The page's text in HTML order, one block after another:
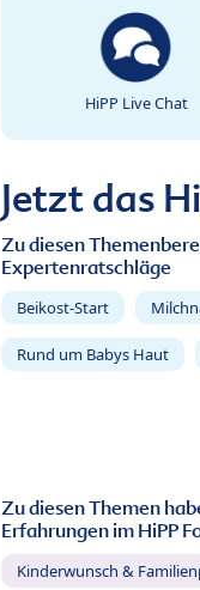
HiPP Live Chat
Jetzt das
Zu diesen
Expertenratschläge
Beikost-Start
Rund um Babys Haut
Zu diesen Themen
Erfahrungen im HiPP
Kinderwunsch &